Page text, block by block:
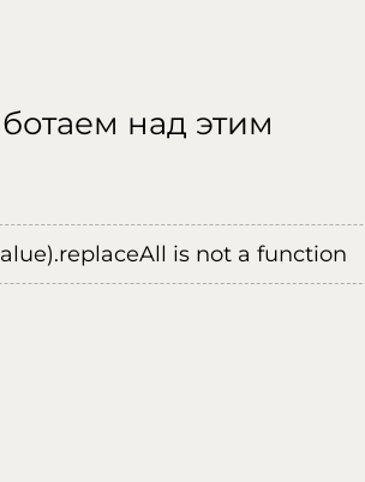
над этим
is not a function